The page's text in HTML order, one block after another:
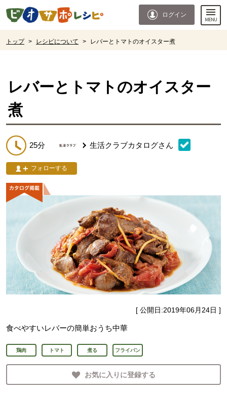
ページの先頭です。
ログイン
トップ > レシピについて > レバーとトマトのオイスター煮
レバーとトマトのオイスター
煮
25分 生活クラブカタログさん
フォローする
[ 公開日:2019年06月24日 ]
食べやすいレバーの簡単おうち中華
鶏肉 トマト 煮る フライパン
お気に入りに登録する